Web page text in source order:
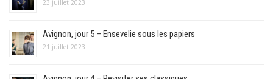
23 juillet 2023
Avignon, jour 5 – Ensevelie sous les papiers
21 juillet 2023